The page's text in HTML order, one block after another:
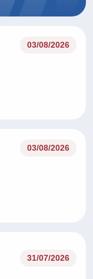
03/08/2026
03/08/2026
31/07/2026